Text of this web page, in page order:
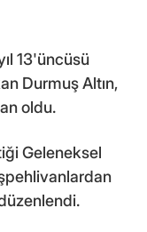
13'üncüsü
Durmuş Altın,
oldu.
Geleneksel